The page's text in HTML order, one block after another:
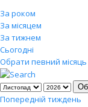
За роком
За місяцем
За тижнем
Сьогодні
Обрати певний місяць
Попередній тиждень